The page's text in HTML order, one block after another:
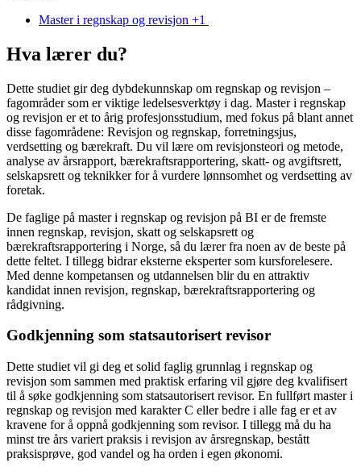
Master i regnskap og revisjon +1
Hva lærer du?
Dette studiet gir deg dybdekunnskap om regnskap og revisjon –
fagområder som er viktige ledelsesverktøy i dag. Master i regnskap
og revisjon er et to årig profesjonsstudium, med fokus på blant annet
disse fagområdene: Revisjon og regnskap, forretningsjus,
verdsetting og bærekraft. Du vil lære om revisjonsteori og metode,
analyse av årsrapport, bærekraftsrapportering, skatt- og avgiftsrett,
selskapsrett og teknikker for å vurdere lønnsomhet og verdsetting av
foretak.
De faglige på master i regnskap og revisjon på BI er de fremste
innen regnskap, revisjon, skatt og selskapsrett og
bærekraftsrapportering i Norge, så du lærer fra noen av de beste på
dette feltet. I tillegg bidrar eksterne eksperter som kursforelesere.
Med denne kompetansen og utdannelsen blir du en attraktiv
kandidat innen revisjon, regnskap, bærekraftsrapportering og
rådgivning.
Godkjenning som statsautorisert revisor
Dette studiet vil gi deg et solid faglig grunnlag i regnskap og
revisjon som sammen med praktisk erfaring vil gjøre deg kvalifisert
til å søke godkjen­ning som statsautorisert revisor. En fullført master i
regnskap og revisjon med karakter C eller bedre i alle fag er et av
kravene for å oppnå godkjenning som revisor. I tillegg må du ha
minst tre års variert praksis i revisjon av årsregnskap, bestått
praksisprøve, god vandel og ha orden i egen økonomi.